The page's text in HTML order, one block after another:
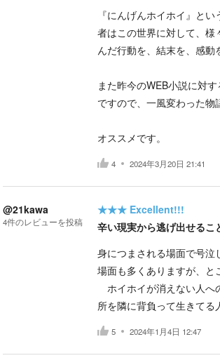
『にんげんホイホイ』と
者はこの世界に対して、様
んだ行動を、結末を、感動
また昨今のWEB小説に対
ですので、一風変わった物
オススメです。
4 2024年3月20日 21:41
@21kawa
4件のレビューを投稿
★★★ Excellent!!!
辛い現実から逃げ出せるこ
身につまされる場面で号
場面も多くありますが、と
ホイホイが消えない人へ
所を隣に背負って生きてる
5 2024年1月4日 12:47